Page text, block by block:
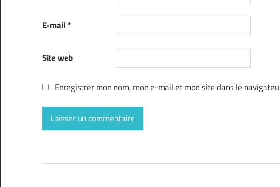
E-mail *
Site web
Enregistrer mon nom, mon e-mail et mon site dans le